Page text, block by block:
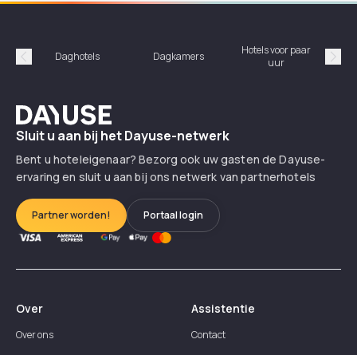
Précédent
Daghotels Dagkamers
Hotels voor paar
uur
Dayuse
Sluit u aan bij het Dayuse-netwerk
Bent u hoteleigenaar? Bezorg ook uw gasten de Dayuse-
ervaring en sluit u aan bij ons netwerk van partnerhotels
Partner worden! Portaal login
Over
Over ons
Assistentie
Contact